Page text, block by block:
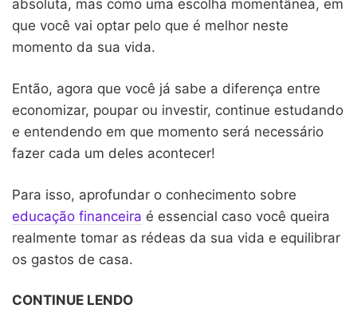
absoluta, mas como uma escolha momentânea, em
que você vai optar pelo que é melhor neste
momento da sua vida.
Então, agora que você já sabe a diferença entre
economizar, poupar ou investir, continue estudando
e entendendo em que momento será necessário
fazer cada um deles acontecer!
Para isso, aprofundar o conhecimento sobre
educação financeira é essencial caso você queira
realmente tomar as rédeas da sua vida e equilibrar
os gastos de casa.
CONTINUE LENDO